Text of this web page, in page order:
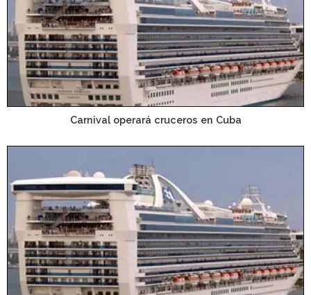
Carnival operará cruceros en Cuba